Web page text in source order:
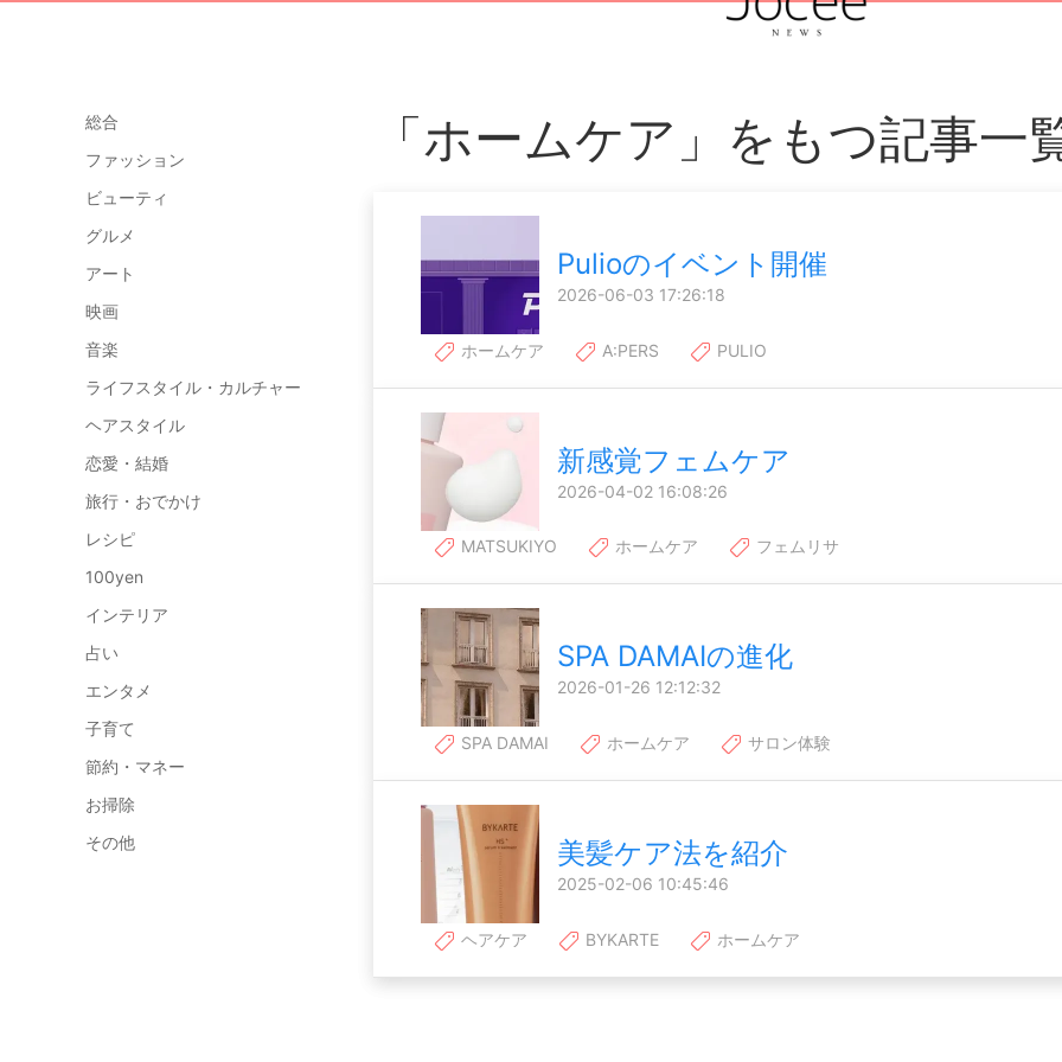
総合
ファッション
ビューティ
グルメ
アート
映画
音楽
ライフスタイル・カルチャー
ヘアスタイル
恋愛・結婚
旅行・おでかけ
レシピ
100yen
インテリア
占い
エンタメ
子育て
節約・マネー
お掃除
その他
「ホームケア」をもつ記事一
Pulioのイベント開催
2026-06-03 17:26:18
ホームケア A:PERS PULIO
新感覚フェムケア
2026-04-02 16:08:26
MATSUKIYO ホームケア フェムリサ
SPA DAMAIの進化
2026-01-26 12:12:32
SPA DAMAI ホームケア サロン体験
美髪ケア法を紹介
2025-02-06 10:45:46
ヘアケア BYKARTE ホームケア